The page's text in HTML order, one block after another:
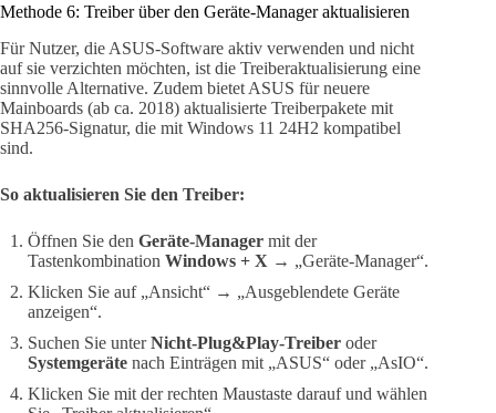
Methode 6: Treiber über den Geräte-Manager aktualisieren
Für Nutzer, die ASUS-Software aktiv verwenden und nicht
auf sie verzichten möchten, ist die Treiberaktualisierung eine
sinnvolle Alternative. Zudem bietet ASUS für neuere
Mainboards (ab ca. 2018) aktualisierte Treiberpakete mit
SHA256-Signatur, die mit Windows 11 24H2 kompatibel
sind.
So aktualisieren Sie den Treiber:
Öffnen Sie den Geräte-Manager mit der
Tastenkombination Windows + X → „Geräte-Manager“.
Klicken Sie auf „Ansicht“ → „Ausgeblendete Geräte
anzeigen“.
Suchen Sie unterNicht-Plug&Play-Treiber oder
Systemgeräte nach Einträgen mit „ASUS“ oder „AsIO“.
Klicken Sie mit der rechten Maustaste darauf und wählen